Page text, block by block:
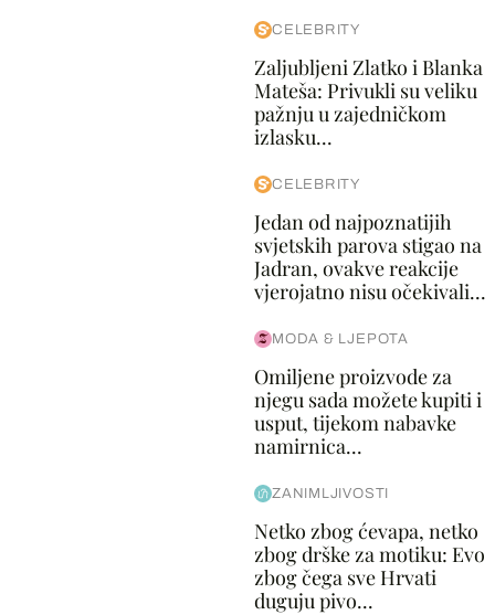
CELEBRITY
Zaljubljeni Zlatko i Blanka
Mateša: Privukli su veliku
pažnju u zajedničkom
izlasku...
CELEBRITY
Jedan od najpoznatijih
svjetskih parova stigao na
Jadran, ovakve reakcije
vjerojatno nisu očekivali...
MODA & LJEPOTA
Omiljene proizvode za
njegu sada možete kupiti i
usput, tijekom nabavke
namirnica...
ZANIMLJIVOSTI
Netko zbog ćevapa, netko
zbog drške za motiku: Evo
zbog čega sve Hrvati
duguju pivo...